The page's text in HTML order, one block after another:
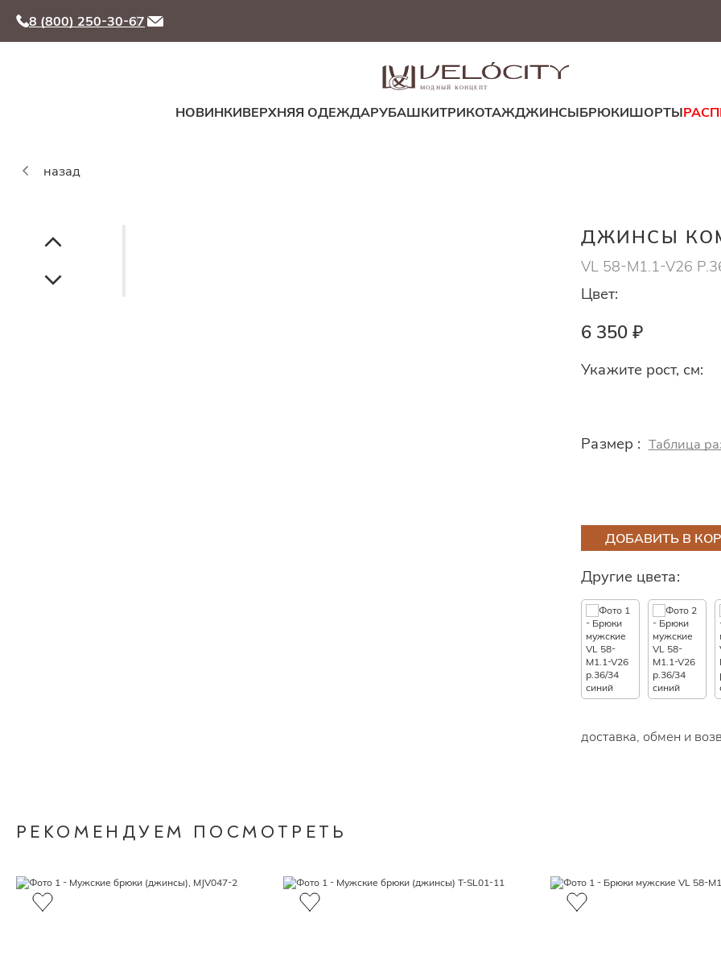
8 (800) 250-30-67
МОДНЫЙ КОНЦЕПТ
НОВИНКИВЕРХНЯЯ ОДЕЖДАРУБАШКИТРИКОТАЖДЖИНСЫБРЮКИШОРТЫ
назад
ДЖИНСЫ
VL 58-M1.1-V26
Цвет:
6 350 ₽
Укажите рост, см:
Размер : Таблица
ДОБАВИТЬ В
Другие цвета:
доставка, обмен и
РЕКОМЕНДУЕМ ПОСМОТРЕТЬ